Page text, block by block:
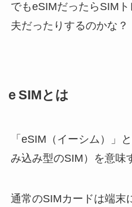
でもeSIMだったらSIM
夫だったりするのかな？
ｅSIMとは
「eSIM（イーシム）」
み込み型のSIM）を意味
通常のSIMカードは端末